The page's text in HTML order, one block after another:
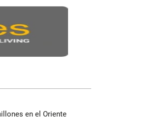
en el Oriente